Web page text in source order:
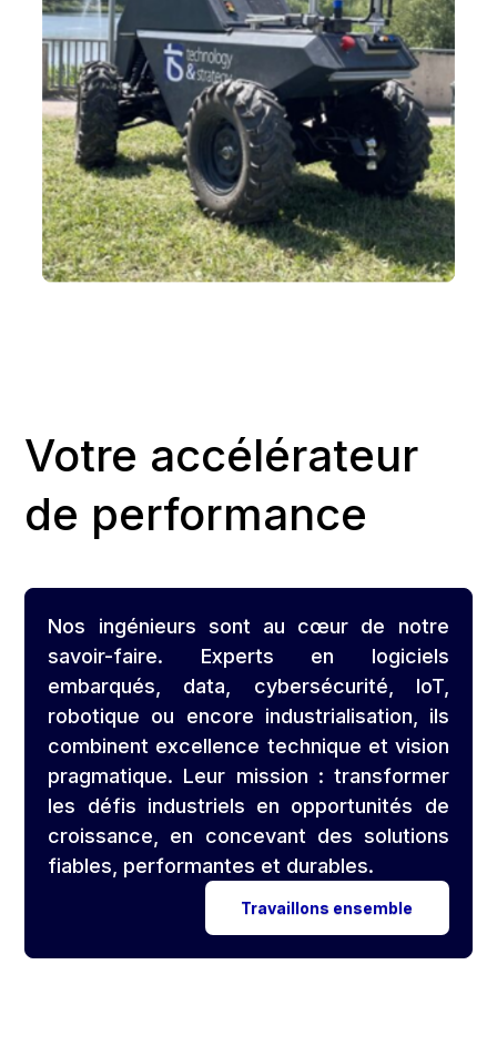
Votre accélérateur
de performance
Nos ingénieurs sont au cœur de notre
savoir-faire. Experts en logiciels
embarqués, data, cybersécurité, IoT,
robotique ou encore industrialisation, ils
combinent excellence technique et vision
pragmatique. Leur mission : transformer
les défis industriels en opportunités de
croissance, en concevant des solutions
fiables, performantes et durables.
Travaillons ensemble